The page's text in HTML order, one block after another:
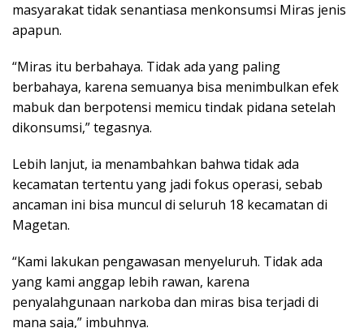
masyarakat tidak senantiasa menkonsumsi Miras jenis
apapun.
“Miras itu berbahaya. Tidak ada yang paling
berbahaya, karena semuanya bisa menimbulkan efek
mabuk dan berpotensi memicu tindak pidana setelah
dikonsumsi,” tegasnya.
Lebih lanjut, ia menambahkan bahwa tidak ada
kecamatan tertentu yang jadi fokus operasi, sebab
ancaman ini bisa muncul di seluruh 18 kecamatan di
Magetan.
“Kami lakukan pengawasan menyeluruh. Tidak ada
yang kami anggap lebih rawan, karena
penyalahgunaan narkoba dan miras bisa terjadi di
mana saja,” imbuhnya.